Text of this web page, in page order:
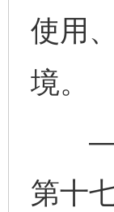
使用
境。
第十